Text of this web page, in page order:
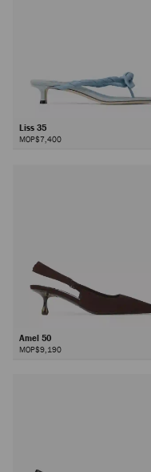
Liss 35
MOP$7,400
Amel 50
MOP$9,190